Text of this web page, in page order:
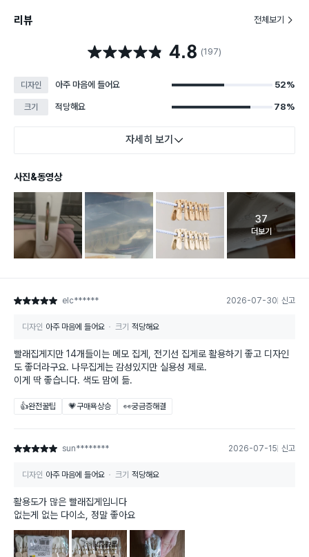
리뷰 전체보기
별점 4.8점 4.8 (197)
디자인 아주 마음에 들어요 52%
크기 적당해요 78%
자세히 보기
사진&동영상
고객 리뷰
37
더보기
별점 5점 elc****** 2026-07-30 신고
디자인 아주 마음에 들어요 크기 적당해요
빨래집게지만 14개들이는 메모 집게, 전기선 집게로 활용하기 좋고 디자인
도 좋더라구요. 나무집게는 감성있지만 실용성 제로.
이게 딱 좋습니다. 색도 맘에 듦.
👍완전꿀팁 💗구매욕상승 👀궁금증해결
별점 5점 sun******** 2026-07-15 신고
디자인 아주 마음에 들어요 크기 적당해요
활용도가 많은 빨래집게입니다
없는게 없는 다이소, 정말 좋아요